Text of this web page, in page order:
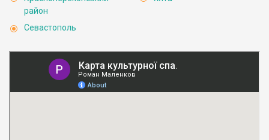
район
Севастополь